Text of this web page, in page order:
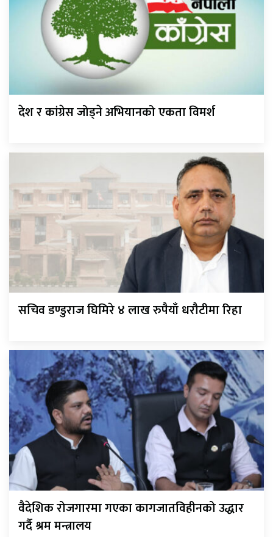
देश र कांग्रेस जोड्ने अभियानको एकता विमर्श
सचिव डण्डुराज घिमिरे ४ लाख रुपैयाँ धरौटीमा रिहा
वैदेशिक रोजगारमा गएका कागजातविहीनको उद्धार
गर्दै श्रम मन्त्रालय